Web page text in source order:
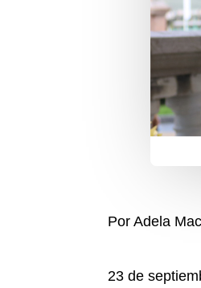
Por Adela
23 de